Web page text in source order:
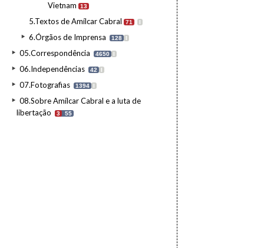
Vietnam 13
5.Textos de Amílcar Cabral 71 I
6.Órgãos de Imprensa 128 I
05.Correspondência 4650 I
06.Independências 42 I
07.Fotografias 1394 I
08.Sobre Amílcar Cabral e a luta de
libertação
3 55